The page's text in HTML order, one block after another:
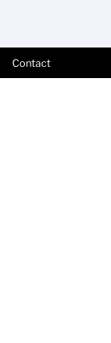
Contact